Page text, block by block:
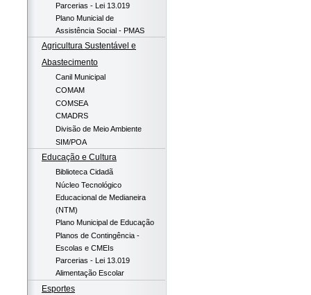
Parcerias - Lei 13.019
Plano Municial de
Assistência Social - PMAS
Agricultura Sustentável e
Abastecimento
Canil Municipal
COMAM
COMSEA
CMADRS
Divisão de Meio Ambiente
SIM/POA
Educação e Cultura
Biblioteca Cidadã
Núcleo Tecnológico
Educacional de Medianeira
(NTM)
Plano Municipal de Educação
Planos de Contingência -
Escolas e CMEIs
Parcerias - Lei 13.019
Alimentação Escolar
Esportes